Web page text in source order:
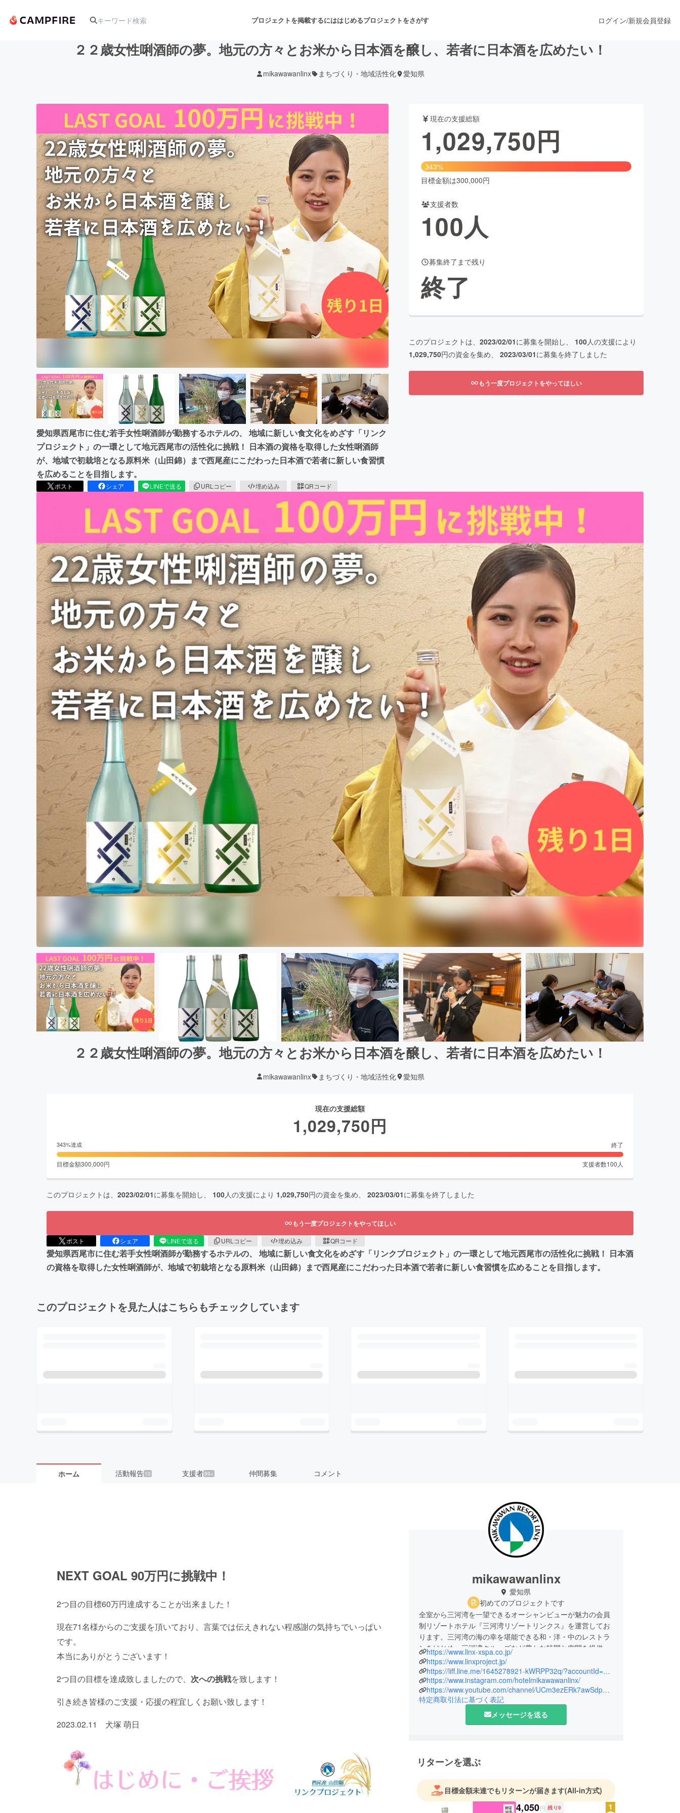
プロジェクトを掲載するにははじめるプロジェクトをさがす
アート・写真 舞台・パフォーマンス
テクノロジー・ガジェット ゲーム・サービス開発 フード・飲食店 ファッション
映像・映画 書籍・雑誌出版 アニメ・漫画
ビジネス・起業 チャレンジ ビューティー・ヘルスケア
まちづくり・地域活性化
CAMPFIRE for Social GoodCAMPFIRE Creation
CAMPFIREふるさと納税
コミュニティ
ログイン/新規会員登録
２２歳女性唎酒師の夢。地元の方々とお米から日本酒を醸し、若者に日本酒を広めたい！
mikawawanlinx まちづくり・地域活性化 愛知県
愛知県西尾市に住む若手女性唎酒師が勤務するホテルの、 地域に新しい食文化をめざす「リンク
プロジェクト」の一環として地元西尾市の活性化に挑戦！ 日本酒の資格を取得した女性唎酒師
が、地域で初栽培となる原料米（山田錦）まで西尾産にこだわった日本酒で若者に新しい食習慣
を広めることを目指します。
ポスト シェア LINEで送る URLコピー 埋め込み QRコード
現在の支援総額
1,029,750円
343%
目標金額は300,000円
支援者数
100人
募集終了まで残り
終了
このプロジェクトは、 2023/02/01に募集を開始し、 100人の支援により
1,029,750円の資金を集め、 2023/03/01に募集を終了しました
もう一度プロジェクトをやってほしい
２２歳女性唎酒師の夢。地元の方々とお米から日本酒を醸し、若者に日本酒を広めたい！
mikawawanlinx まちづくり・地域活性化 愛知県
現在の支援総額
1,029,750円
343%達成 終了
目標金額300,000円 支援者数100 人
このプロジェクトは、 2023/02/01に募集を開始し、 100人の支援により 1,029,750円の資金を集め、 2023/03/01に募集を終了しました
もう一度プロジェクトをやってほしい
ポスト シェア LINEで送る URLコピー 埋め込み QRコード
愛知県西尾市に住む若手女性唎酒師が勤務するホテルの、 地域に新しい食文化をめざす「リンクプロジェクト」の一環として地元西尾市の活性化に挑戦！ 日本酒
の資格を取得した女性唎酒師が、地域で初栽培となる原料米（山田錦）まで西尾産にこだわった日本酒で若者に新しい食習慣を広めることを目指します。
このプロジェクトを見た人はこちらもチェックしています
ホーム 活動報告 10 支援者99+ 仲間募集 コメント
NEXT GOAL 90万円に挑戦中！
2つ目の目標60万円達成することが出来ました！
現在71名様からのご支援を頂いており、言葉では伝えきれない程感謝の気持ちでいっぱい
です。
本当にありがとうございます！
2つ目の目標を達成致しましたので、 次への挑戦を致します！
引き続き皆様のご支援・応援の程宜しくお願い致します！
2023.02.11 犬塚 萌日
mikawawanlinx
愛知県
初めてのプロジェクトです
全室から三河湾を一望できるオーシャンビューが魅力の会員
制リゾートホテル『三河湾リゾートリンクス』を運営してお
ります。三河湾の海の幸を堪能できる和・洋・中のレストラ
ンをはじめ、三河湾クルーズなど豊かな時間と空間を提供し
ています。SDGsの取り組みとして地元企業様、団体、学生
との協力のもと、日本酒造りを通して地域の活性化を行って
おります。
https://www.linx-xspa.co.jp/
https://www.linxproject.jp/
https://liff.line.me/1645278921-kWRPP32q/?accountId=038kxgab
https://www.instagram.com/hotelmikawawanlinx/
https://www.youtube.com/channel/UCm3ezERk7awSdpCwgoeTJXQ
特定商取引法に基づく表記
メッセージを送る
リターンを選ぶ
目標金額未達でもリターンが届きます(All-in方式)
4,050円 残り9